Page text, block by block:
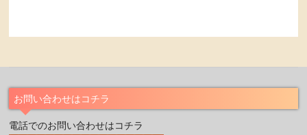
お問い合わせはコチラ
電話でのお問い合わせはコチラ